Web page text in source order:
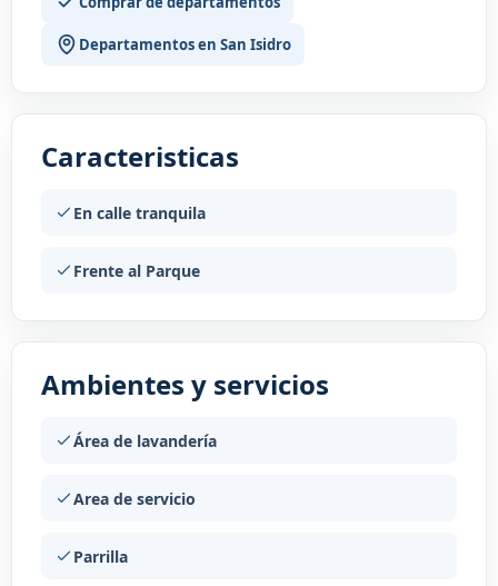
Departamentos en San Isidro
Caracteristicas
En calle tranquila
Frente al Parque
Ambientes y servicios
Área de lavandería
Area de servicio
Parrilla